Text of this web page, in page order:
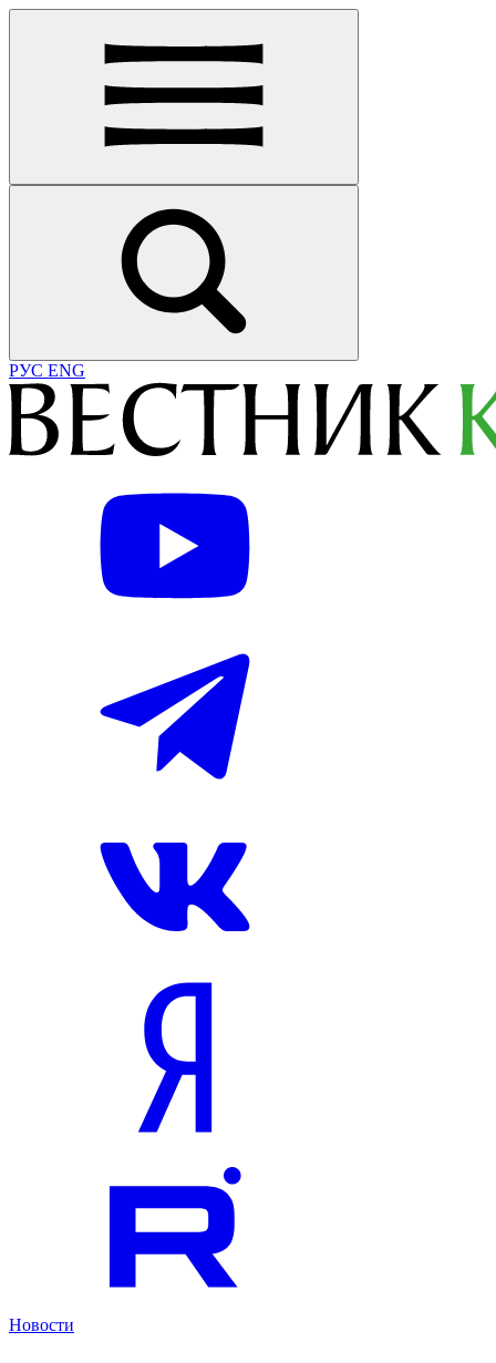
РУС ENG
Новости